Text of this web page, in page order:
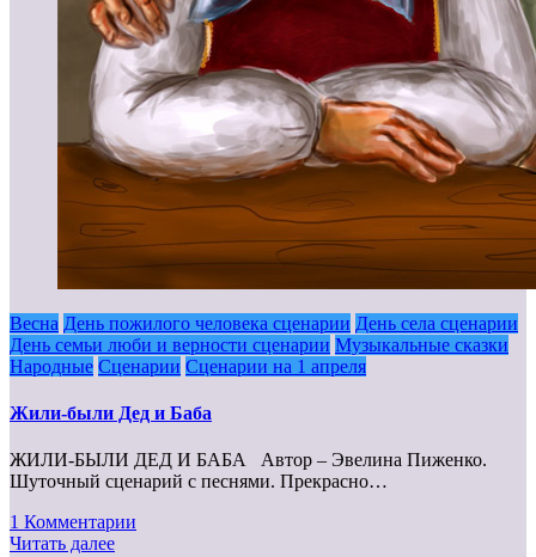
Весна День пожилого человека сценарии День села сценарии
День семьи люби и верности сценарии Музыкальные сказки
Народные Сценарии Сценарии на 1 апреля
Жили-были Дед и Баба
ЖИЛИ-БЫЛИ ДЕД И БАБА Автор – Эвелина Пиженко.
Шуточный сценарий с песнями. Прекрасно…
1 Комментарии
Читать далее